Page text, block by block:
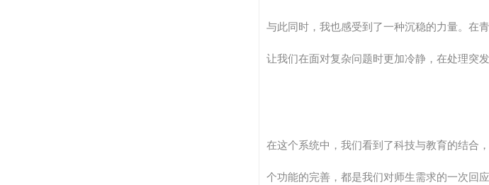
与此同时，我也感受到了一种沉稳的力量。在
让我们在面对复杂问题时更加冷静，在处理突发
在这个系统中，我们看到了科技与教育的结合
个功能的完善，都是我们对师生需求的一次回应